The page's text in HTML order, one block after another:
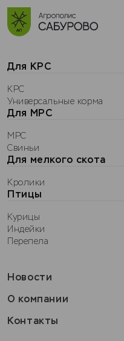
Для КРС
КРС
Универсальные корма
Для МРС
МРС
Свиньи
Для мелкого скота
Кролики
Птицы
Курицы
Индейки
Перепела
Новости
О компании
Контакты